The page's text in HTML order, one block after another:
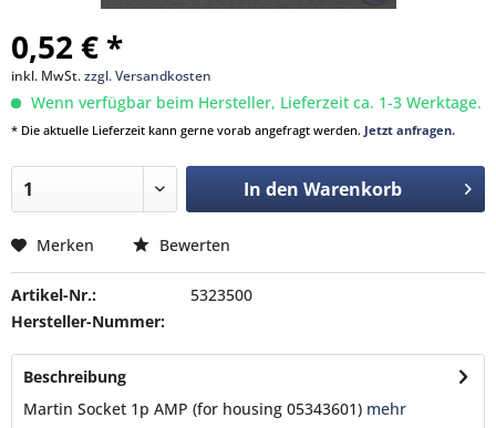
0,52 € *
inkl. MwSt.zzgl. Versandkosten
Wenn verfügbar beim Hersteller, Lieferzeit ca. 1-3 Werktage.
* Die aktuelle Lieferzeit kann gerne vorab angefragt werden. Jetzt anfragen.
In den Warenkorb
Merken Bewerten
Artikel-Nr.:
5323500
Hersteller-Nummer:
Beschreibung
Martin Socket 1p AMP (for housing 05343601) mehr